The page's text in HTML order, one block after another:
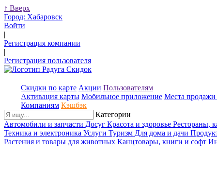
↑ Вверх
Город: Хабаровск
Войти
|
Регистрация компании
|
Регистрация пользователя
Скидки по карте Акции Пользователям
Активация карты Мобильное приложение Места продажи
Компаниям Кэшбэк
Категории
Автомобили и запчасти Досуг Красота и здоровье Рестораны,
Техника и электроника Услуги Туризм Для дома и дачи
Растения и товары для животных Канцтовары, книги и софт